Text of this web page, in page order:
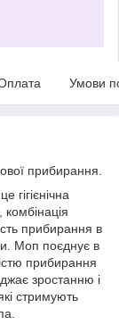
Умови
прибирання.
прибирання в
Моп поєднує в
прибирання
зростанню і
стримують